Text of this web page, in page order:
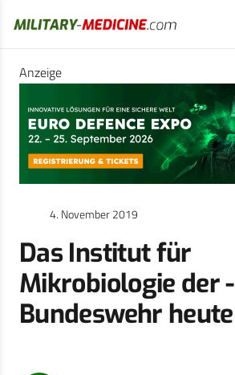
Anzeige
4. November 2019
Das Institut für
Mikrobiologie der ­
Bundeswehr heute